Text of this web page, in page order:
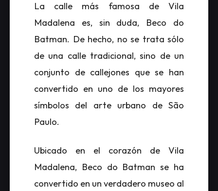
La calle más famosa de Vila
Madalena es, sin duda, Beco do
Batman. De hecho, no se trata sólo
de una calle tradicional, sino de un
conjunto de callejones que se han
convertido en uno de los mayores
símbolos del arte urbano de São
Paulo.
Ubicado en el corazón de Vila
Madalena, Beco do Batman se ha
convertido en un verdadero museo al